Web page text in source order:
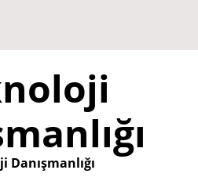
Danışmanlığı